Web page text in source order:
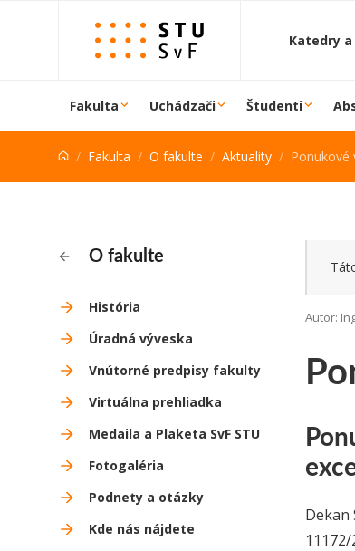
Prejsť na obsah
Katedry
Fakulta Uchádzači Študenti
Fakulta O fakulte Aktuality Ponukové
O fakulte
História
Úradná výveska
Vnútorné predpisy fakulty
Virtuálna prehliadka
Medaila a Plaketa SvF STU
Fotogaléria
Podnety a otázky
Kde nás nájdete
Autor:
Dekan